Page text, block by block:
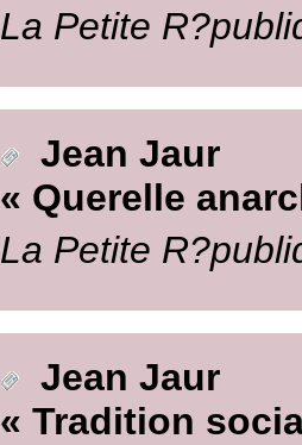
La Petite
Jean Jaur
« Querelle
La Petite
Jean Jaur
« Tradition